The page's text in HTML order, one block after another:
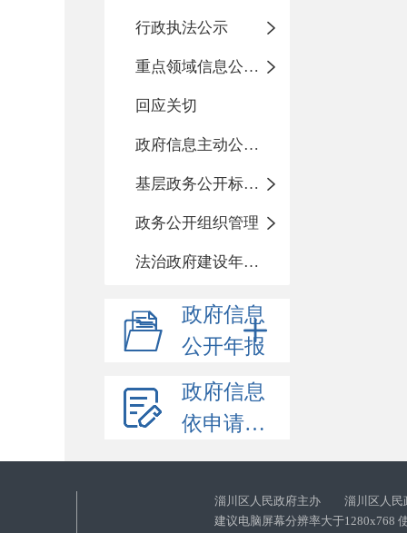
行政执法公示
重点领域信息公开事项
回应关切
政府信息主动公开基本目录
基层政务公开标准化目录
政务公开组织管理
法治政府建设年度报告
政府信息
公开年报
政府信息
依申请公开
淄川区人民政府主办 淄川区人民
建议电脑屏幕分辨率大于1280x768